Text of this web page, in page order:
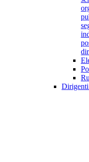
Dirigenti